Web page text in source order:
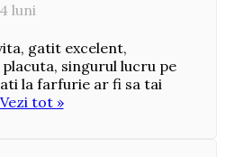
luni
gatit excelent,
singurul lucru pe
la farfurie ar fi sa tai
Vezi tot »